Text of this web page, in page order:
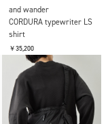
and wander
CORDURA typewriter LS
shirt
￥35,200